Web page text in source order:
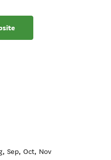
Sep, Oct, Nov